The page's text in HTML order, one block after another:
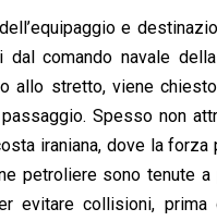
e
dal comando navale
allo stretto, viene
Spesso non
iraniana, dove la
petroliere sono tenute
evitare collisioni,